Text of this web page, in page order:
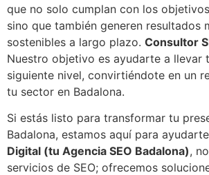
que no solo cumplan con los
sino que también generen resultados
sostenibles a largo plazo. Consultor
Nuestro objetivo es ayudarte a llevar
siguiente nivel, convirtiéndote en un
tu sector en Badalona.
Si estás listo para transformar tu
Badalona, estamos aquí para
Digital (tu Agencia SEO Badalona),
servicios de SEO; ofrecemos